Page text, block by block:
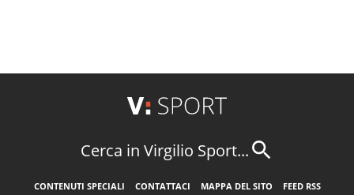
Cerca in Virgilio Sport...
CONTENUTI SPECIALI CONTATTACI MAPPA DEL SITO
FEED RSS